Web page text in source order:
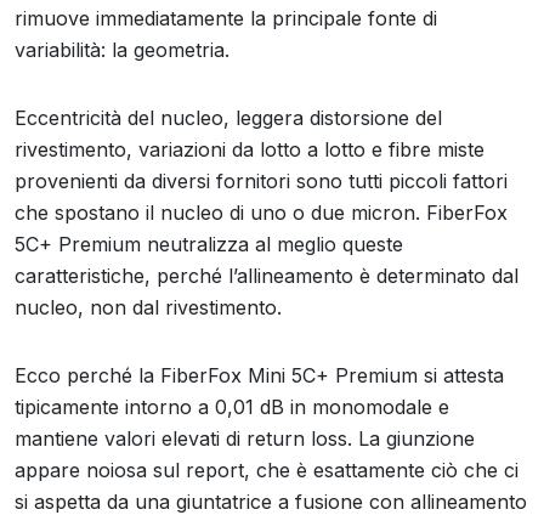
rimuove immediatamente la principale fonte di
variabilità: la geometria.
Eccentricità del nucleo, leggera distorsione del
rivestimento, variazioni da lotto a lotto e fibre miste
provenienti da diversi fornitori sono tutti piccoli fattori
che spostano il nucleo di uno o due micron. FiberFox
5C+ Premium neutralizza al meglio queste
caratteristiche, perché l’allineamento è determinato dal
nucleo, non dal rivestimento.
Ecco perché la FiberFox Mini 5C+ Premium si attesta
tipicamente intorno a 0,01 dB in monomodale e
mantiene valori elevati di return loss. La giunzione
appare noiosa sul report, che è esattamente ciò che ci
si aspetta da una giuntatrice a fusione con allineamento